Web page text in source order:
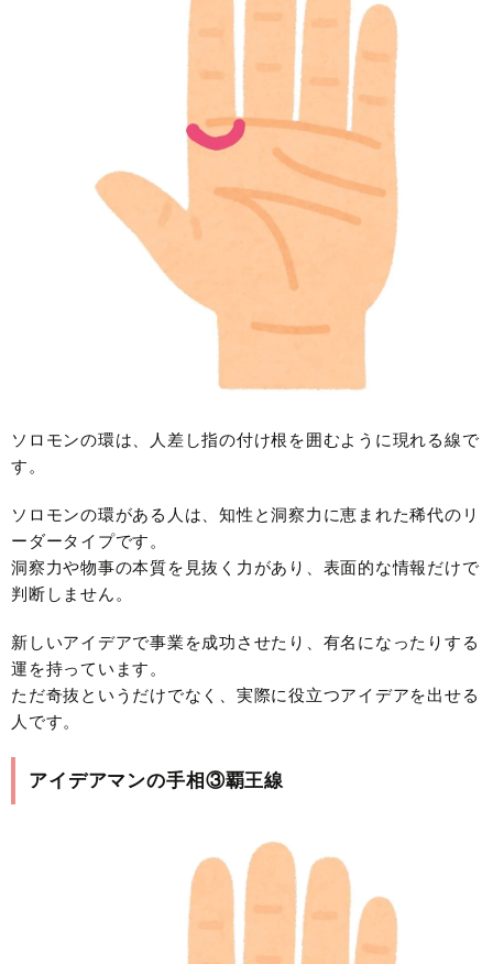
ソロモンの環は、人差し指の付け根を囲むように現れる線で
す。
ソロモンの環がある人は、知性と洞察力に恵まれた稀代のリ
ーダータイプです。
洞察力や物事の本質を見抜く力があり、表面的な情報だけで
判断しません。
新しいアイデアで事業を成功させたり、有名になったりする
運を持っています。
ただ奇抜というだけでなく、実際に役立つアイデアを出せる
人です。
アイデアマンの手相③覇王線